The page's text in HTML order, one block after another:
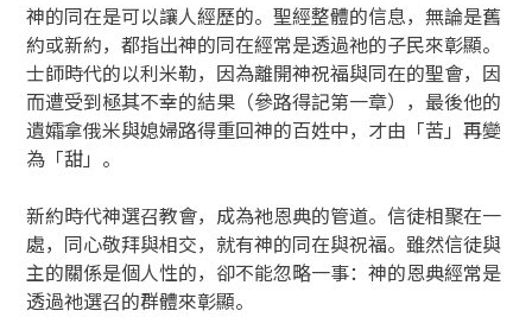
神的同在是可以讓人經歷的。聖經整體的信息，無論是舊
約或新約，都指出神的同在經常是透過祂的子民來彰顯。
士師時代的以利米勒，因為離開神祝福與同在的聖會，因
而遭受到極其不幸的結果（參路得記第一章），最後他的
遺孀拿俄米與媳婦路得重回神的百姓中，才由「苦」再變
為「甜」。
新約時代神選召教會，成為祂恩典的管道。信徒相聚在一
處，同心敬拜與相交，就有神的同在與祝福。雖然信徒與
主的關係是個人性的，卻不能忽略一事：神的恩典經常是
透過祂選召的群體來彰顯。